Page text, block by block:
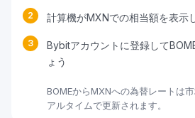
2 計算機がMXNでの相当額を表示
3
Bybitアカウントに登録して
ょう
BOMEからMXNへの為替レートは
アルタイムで更新されます。